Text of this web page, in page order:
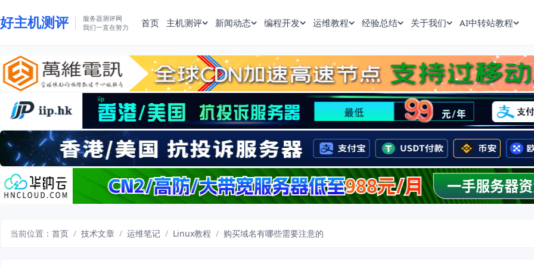
好主机测评
服务器测评网
我们一直在努力
首页 主机测评 新闻动态 编程开发 运维教程 经验总结 关于我们 AI中转站教程
当前位置： 首页 / 技术文章 / 运维笔记 / Linux教程 / 购买域名有哪些需要注意的